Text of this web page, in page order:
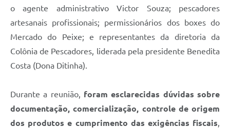
o agente administrativo Victor Souza; pescadores
artesanais profissionais; permissionários dos boxes do
Mercado do Peixe; e representantes da diretoria da
Colônia de Pescadores, liderada pela presidente Benedita
Costa (Dona Ditinha).
Durante a reunião, foram esclarecidas dúvidas sobre
documentação, comercialização, controle de origem
dos produtos e cumprimento das exigências fiscais,